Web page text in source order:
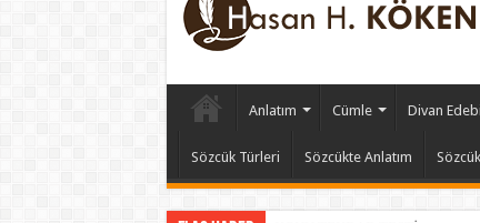
Anlatım Cümle Divan
Sözcük Türleri Sözcükte Anlatım